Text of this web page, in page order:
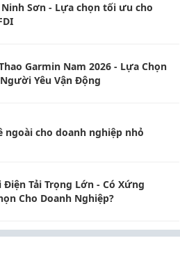
Ninh Sơn - Lựa chọn tối ưu cho
Garmin Nam 2026 - Lựa Chọn
Yêu Vận Động
ngoài cho doanh nghiệp nhỏ
Điện Tải Trọng Lớn - Có Xứng
Cho Doanh Nghiệp?